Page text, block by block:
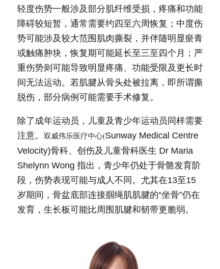
轻度伤势一般涉及部分肌纤维受损，疼痛和功能
障碍较短暂，通常需要约四至六周恢复；中度伤
势可能涉及较大范围肌肉撕裂，并伴随明显瘀青
或触痛肿块，恢复期可能延长至三至四个月；严
重伤势则可能导致明显疼痛、功能受限及更长时
间无法运动。若肌腱从骨头处被拉离，即所谓撕
脱伤，部分病例可能需要手术修复。
除了成年运动员，儿童及青少年运动员同样需要
注意。
双威伟乐医疗中心(Sunway Medical Centre
Velocity)骨科、创伤及儿童骨科医生 Dr Maria
Shelynn Wong 指出，青少年仍处于骨骼发育阶
段，伤势表现可能与成人不同。尤其在13至15
岁期间，骨盆底部连接腘绳肌肌腱的“坐骨”仍在
发育，生长板可能比周围肌腱和韧带更脆弱。